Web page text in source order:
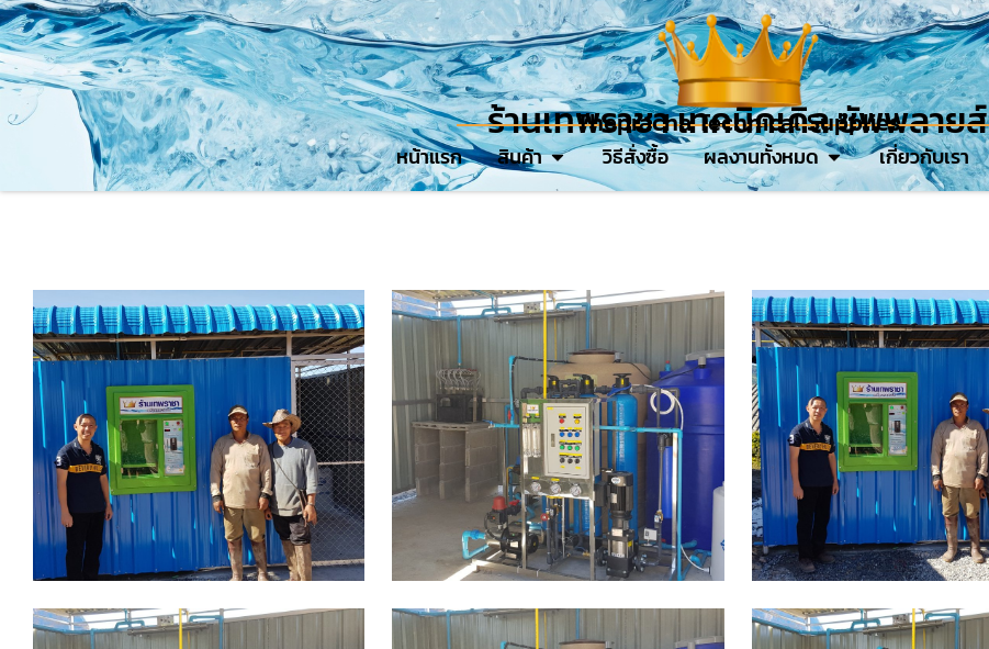
ร้านเทพราชา เทคนิคเคิล ซัพพลายส์
Thepracha Technical Supplies
หน้าแรก สินค้า วิธีสั่งซื้อ ผลงานทั้งหมด เกี่ยวกับเรา